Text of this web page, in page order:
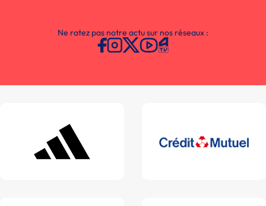
Ne ratez pas notre actu sur nos réseaux :